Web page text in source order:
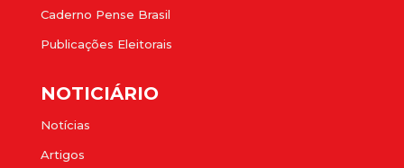
Caderno Pense Brasil
Publicações Eleitorais
NOTICIÁRIO
Notícias
Artigos